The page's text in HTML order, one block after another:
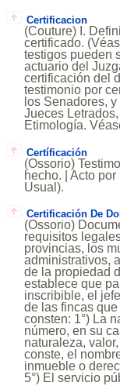
Certificacion
(Couture) I.
certificado.
testigos pueden
actuario del
certificación del
testimonio por
los Senadores,
Jueces
Etimología.
Certíficación
(Ossorio)
hecho. | Acto
Usual).
Certificación De
(Ossorio)
requisitos
provincias, los
administrativos,
de la propiedad
establece que
inscribible, el
de las fincas
consten: 1°) La
número, en su
naturaleza,
conste, el
inmueble o
5°) El servicio